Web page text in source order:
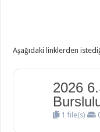
Aşağıdaki linklerden
2026
1 file(s)